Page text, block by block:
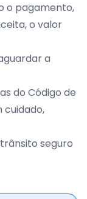
o pagamento,
o valor
a
do Código de
cuidado,
seguro